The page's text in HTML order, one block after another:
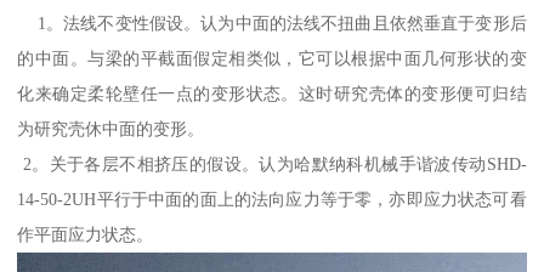
1。法线不变性假设。认为中面的法线不扭曲且依然垂直于变形后
的中面。与梁的平截面假定相类似，它可以根据中面几何形状的变
化来确定柔轮壁任一点的变形状态。这时研究壳体的变形便可归结
为研究壳休中面的变形。
2。关于各层不相挤压的假设。认为哈默纳科机械手谐波传动SHD-
14-50-2UH平行于中面的面上的法向应力等于零，亦即应力状态可看
作平面应力状态。